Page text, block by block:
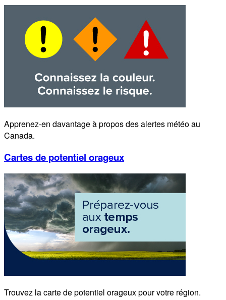
Apprenez-en davantage à propos des alertes météo au
Canada.
Cartes de potentiel orageux
Trouvez la carte de potentiel orageux pour votre région.